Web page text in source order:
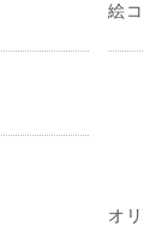
絵
オ